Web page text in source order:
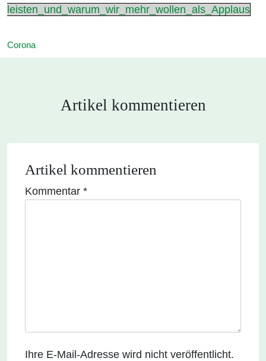
leisten_und_warum_wir_mehr_wollen_als_Applaus
Corona
Artikel kommentieren
Artikel kommentieren
Kommentar *
Ihre E-Mail-Adresse wird nicht veröffentlicht.